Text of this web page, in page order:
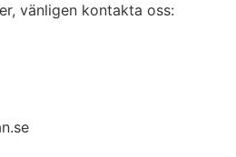
vänligen kontakta oss: